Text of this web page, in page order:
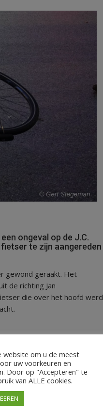
ongeval op de J.C.
fietser te zijn aangereden
gewond geraakt. Het
de richting Jan
die over het hoofd werd
website om u de meest
uw voorkeuren en
Door op "Accepteren" te
van ALLE cookies.